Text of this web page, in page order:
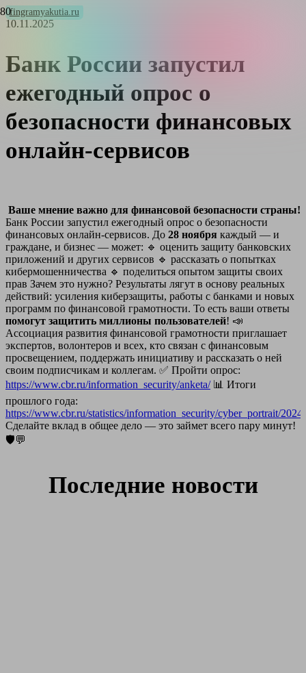
fingramyakutia.ru
10.11.2025
Банк России запустил
ежегодный опрос о
безопасности финансовых
онлайн-сервисов
Ваше мнение важно для финансовой безопасности страны!
Банк России запустил ежегодный опрос о безопасности
финансовых онлайн-сервисов. До 28 ноября каждый — и
граждане, и бизнес — может: 🔹 оценить защиту банковских
приложений и других сервисов 🔹 рассказать о попытках
кибермошенничества 🔹 поделиться опытом защиты своих
прав Зачем это нужно? Результаты лягут в основу реальных
действий: усиления киберзащиты, работы с банками и новых
программ по финансовой грамотности. То есть ваши ответы
помогут защитить миллионы пользователей! 📣
Ассоциация развития финансовой грамотности приглашает
экспертов, волонтеров и всех, кто связан с финансовым
просвещением, поддержать инициативу и рассказать о ней
своим подписчикам и коллегам. ✅ Пройти опрос:
https://www.cbr.ru/information_security/anketa/ 📊 Итоги
прошлого года:
https://www.cbr.ru/statistics/information_security/cyber_portrait/2024/
Сделайте вклад в общее дело — это займет всего пару минут!
🛡💬
Последние новости